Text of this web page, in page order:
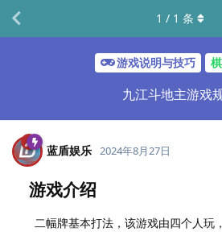
游戏说明与技巧
九江斗地主游戏
1 / 1 条
蓝盾娱乐 2024年8月27日
游戏介绍
二幅牌基本打法，该游戏由四个人玩